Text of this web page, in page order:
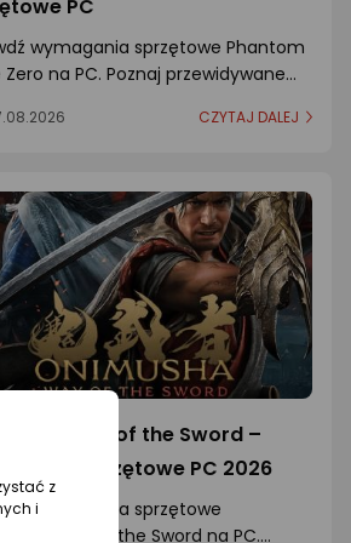
PC
wymagania sprzętowe Phantom
Zero na PC. Poznaj przewidywane
CZYTAJ DALEJ
Way of the Sword –
sprzętowe PC 2026
wymagania sprzętowe
Way of the Sword na PC.
z
i